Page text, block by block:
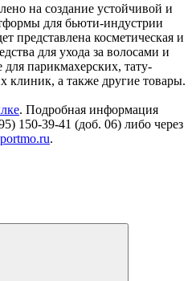
на создание устойчивой и
для бьюти-индустрии
представлена косметическая и
для ухода за волосами и
парикмахерских, тату-
клиник, а также другие товары.
. Подробная информация
150-39-41 (доб. 06) либо через
.